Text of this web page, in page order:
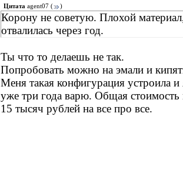
Цитата agent07 ( )
Корону не советую. Плохой
отвалилась через год.
Ты что то делаешь не так.
Попробовать можно на эмали и
Меня такая конфигурация устроила и
уже три года варю. Общая стоимость
15 тысяч рублей на все про все.